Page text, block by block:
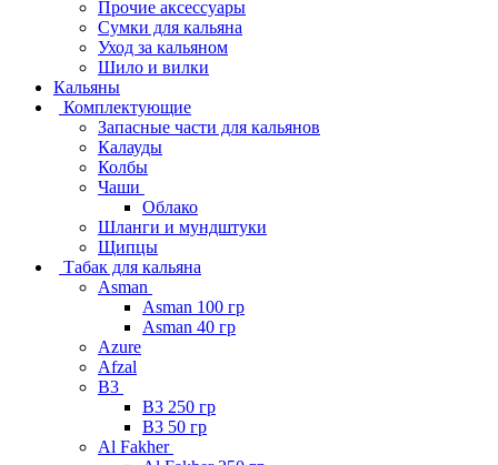
Прочие аксессуары
Сумки для кальяна
Уход за кальяном
Шило и вилки
Кальяны
Комплектующие
Запасные части для кальянов
Калауды
Колбы
Чаши
Облако
Шланги и мундштуки
Щипцы
Табак для кальяна
Asman
Asman 100 гр
Asman 40 гр
Azure
Afzal
B3
B3 250 гр
B3 50 гр
Al Fakher